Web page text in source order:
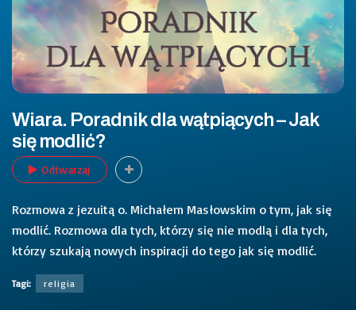
Wiara. Poradnik dla wątpiących – Jak
się modlić?
Odtwarzaj
Rozmowa z jezuitą o. Michałem Masłowskim o tym, jak się
modlić. Rozmowa dla tych, którzy się nie modlą i dla tych,
którzy szukają nowych inspiracji do tego jak się modlić.
Tagi: religia